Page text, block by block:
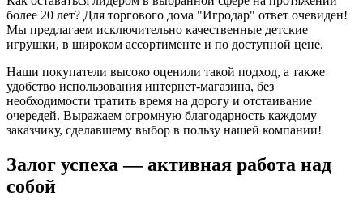
более 20 лет? Для торгового дома "Игродар" ответ очевиден!
Мы предлагаем исключительно качественные детские
игрушки, в широком ассортименте и по доступной цене.
Наши покупатели высоко оценили такой подход, а также
удобство использования интернет-магазина, без
необходимости тратить время на дорогу и отстаивание
очередей. Выражаем огромную благодарность каждому
заказчику, сделавшему выбор в пользу нашей компании!
Залог успеха — активная работа над
собой